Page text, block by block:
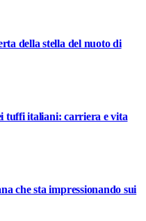
della stella del nuoto di
tuffi italiani: carriera e vita
che sta impressionando sui